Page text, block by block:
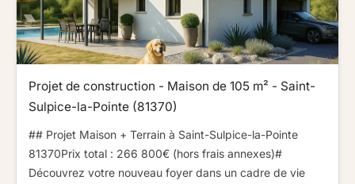
Projet de construction - Maison de 105 m² - Saint-
Sulpice-la-Pointe (81370)
## Projet Maison + Terrain à Saint-Sulpice-la-Pointe
81370​ ​​ ​Prix total : 266 800€ (hors frais annexes)​ ​​ ​#
Découvrez votre nouveau foyer dans un cadre de vie